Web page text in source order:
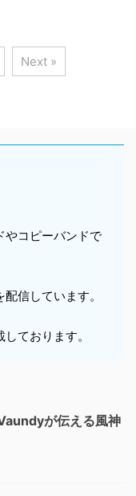
Next »
やコピーバンドで
信しています。
ております。
が伝える風神